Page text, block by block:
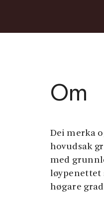
Om
Dei merka
hovudsak
med
løypenettet
høgare